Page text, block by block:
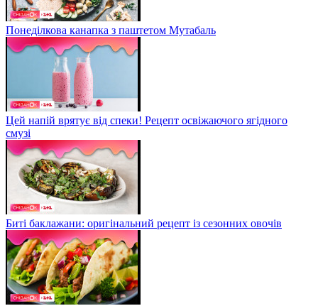
Понеділкова канапка з паштетом Мутабаль
Цей напій врятує від спеки! Рецепт освіжаючого ягідного
смузі
Биті баклажани: оригінальний рецепт із сезонних овочів